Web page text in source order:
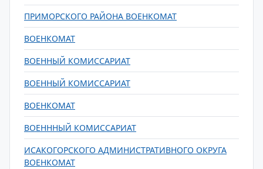
ПРИМОРСКОГО РАЙОНА ВОЕНКОМАТ
ВОЕНКОМАТ
ВОЕННЫЙ КОМИССАРИАТ
ВОЕННЫЙ КОМИССАРИАТ
ВОЕНКОМАТ
ВОЕНННЫЙ КОМИССАРИАТ
ИСАКОГОРСКОГО АДМИНИСТРАТИВНОГО ОКРУГА
ВОЕНКОМАТ